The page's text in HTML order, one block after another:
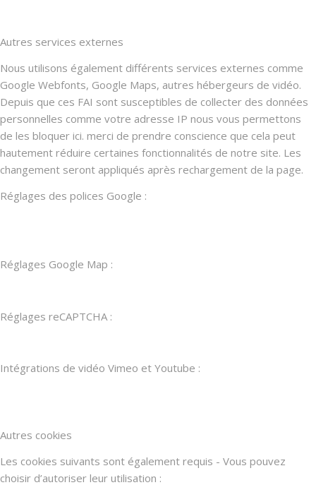
Autres services externes
Nous utilisons également différents services externes comme
Google Webfonts, Google Maps, autres hébergeurs de vidéo.
Depuis que ces FAI sont susceptibles de collecter des données
personnelles comme votre adresse IP nous vous permettons
de les bloquer ici. merci de prendre conscience que cela peut
hautement réduire certaines fonctionnalités de notre site. Les
changement seront appliqués après rechargement de la page.
Réglages des polices Google :
Réglages Google Map :
Réglages reCAPTCHA :
Intégrations de vidéo Vimeo et Youtube :
Autres cookies
Les cookies suivants sont également requis - Vous pouvez
choisir d’autoriser leur utilisation :